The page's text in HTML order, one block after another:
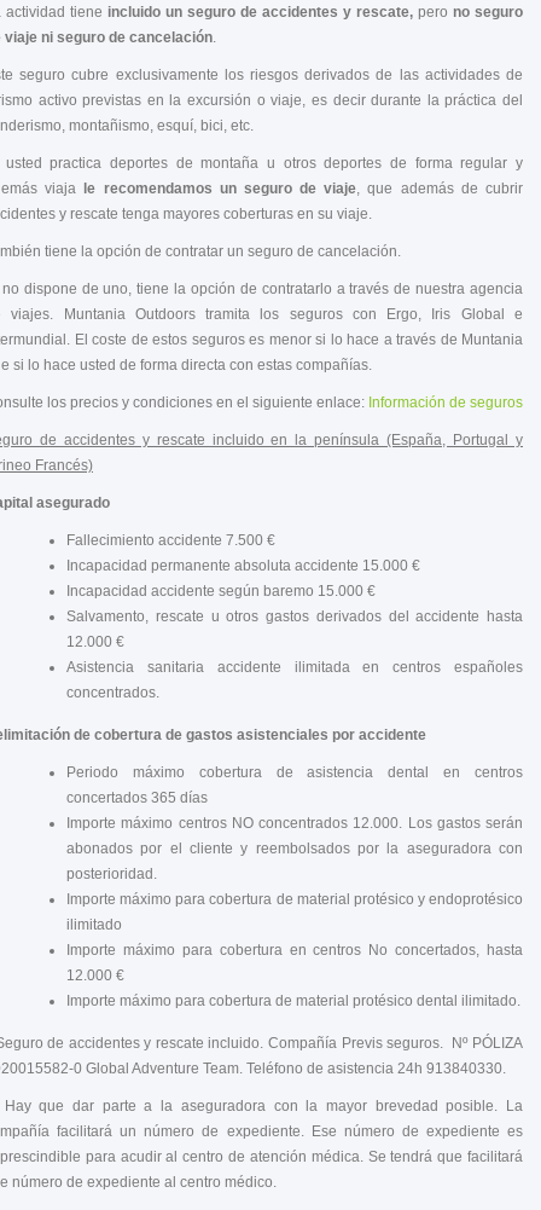
actividad tiene incluido un seguro de accidentes y rescate, pero no seguro
viaje ni seguro de cancelación.
seguro cubre exclusivamente los riesgos derivados de las actividades de
activo previstas en la excursión o viaje, es decir durante la práctica del
montañismo, esquí, bici, etc.
usted practica deportes de montaña u otros deportes de forma regular y
viaja
le recomendamos un seguro de viaje, que además de cubrir
y rescate tenga mayores coberturas en su viaje.
tiene la opción de contratar un seguro de cancelación.
dispone de uno, tiene la opción de contratarlo a través de nuestra agencia
viajes. Muntania Outdoors tramita los seguros con Ergo, Iris Global e
El coste de estos seguros es menor si lo hace a través de Muntania
si lo hace usted de forma directa con estas compañías.
los precios y condiciones en el siguiente enlace: Información de seguros
de accidentes y rescate incluido en la península (España, Portugal y
Francés)
asegurado
Fallecimiento accidente 7.500 €
Incapacidad permanente absoluta accidente 15.000 €
Incapacidad accidente según baremo 15.000 €
Salvamento, rescate u otros gastos derivados del accidente hasta
12.000 €
Asistencia sanitaria accidente ilimitada en centros españoles
concentrados.
de cobertura de gastos asistenciales por accidente
Periodo máximo cobertura de asistencia dental en centros
concertados 365 días
Importe máximo centros NO concentrados 12.000. Los gastos serán
abonados por el cliente y reembolsados por la aseguradora con
posterioridad.
Importe máximo para cobertura de material protésico y endoprotésico
ilimitado
Importe máximo para cobertura en centros No concertados, hasta
12.000 €
Importe máximo para cobertura de material protésico dental ilimitado.
de accidentes y rescate incluido. Compañía Previs seguros. Nº PÓLIZA
0 Global Adventure Team. Teléfono de asistencia 24h 913840330.
que dar parte a la aseguradora con la mayor brevedad posible. La
facilitará un número de expediente. Ese número de expediente es
para acudir al centro de atención médica. Se tendrá que facilitará
número de expediente al centro médico.